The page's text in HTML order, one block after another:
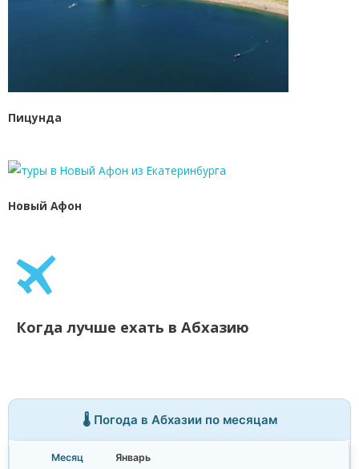
Пицунда
Новый Афон
Когда лучше ехать в Абхазию
🌡️ Погода в Абхазии по месяцам
Январь